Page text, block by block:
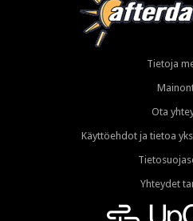
Tietoja
Ota
Käyttöehdot ja tietoa
Yhteydet